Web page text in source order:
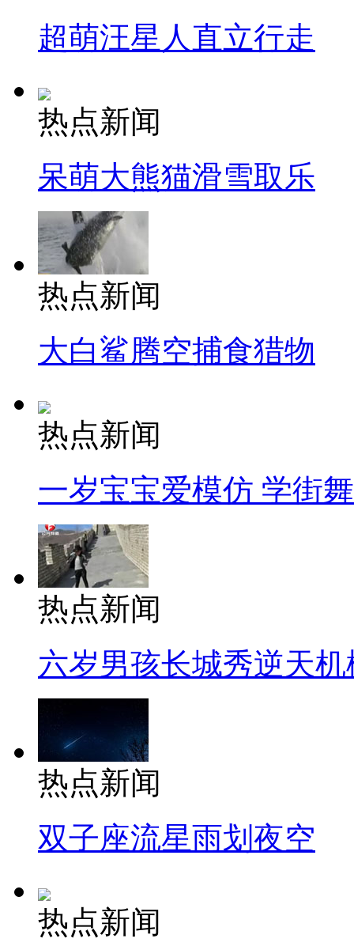
超萌汪星人直立行走
热点新闻
呆萌大熊猫滑雪取乐
热点新闻
大白鲨腾空捕食猎物
热点新闻
一岁宝宝爱模仿 学街
热点新闻
六岁男孩长城秀逆天机
热点新闻
双子座流星雨划夜空
热点新闻